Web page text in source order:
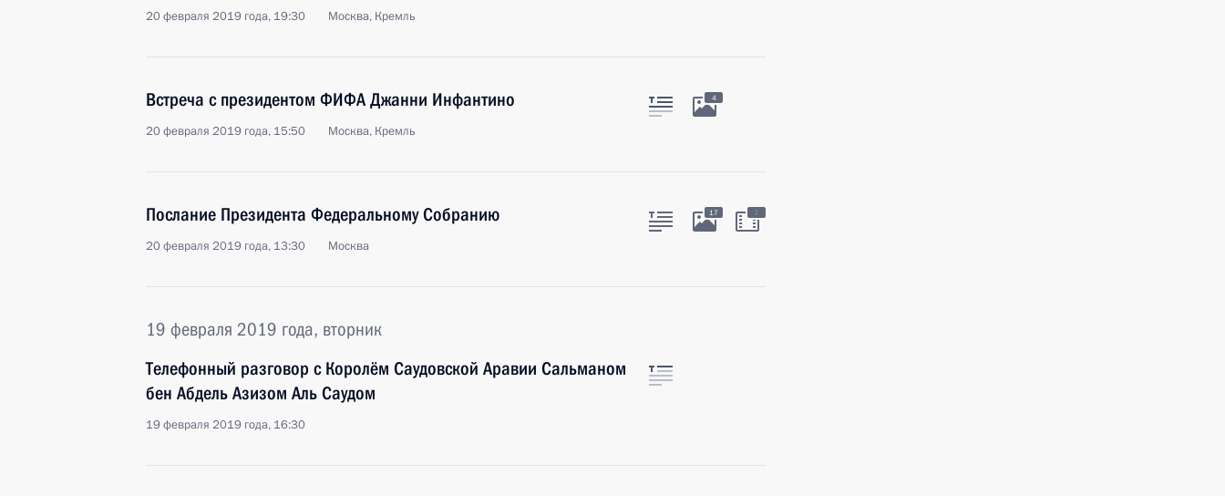
20 февраля 2019 года, 19:30 Москва, Кремль
Встреча с президентом ФИФА Джанни Инфантино
20 февраля 2019 года, 15:50 Москва, Кремль
4
Послание Президента Федеральному Собранию
20 февраля 2019 года, 13:30 Москва
17 :
19 февраля 2019 года, вторник
Телефонный разговор с Королём Саудовской Аравии Сальманом
бен Абдель Азизом Аль Саудом
19 февраля 2019 года, 16:30